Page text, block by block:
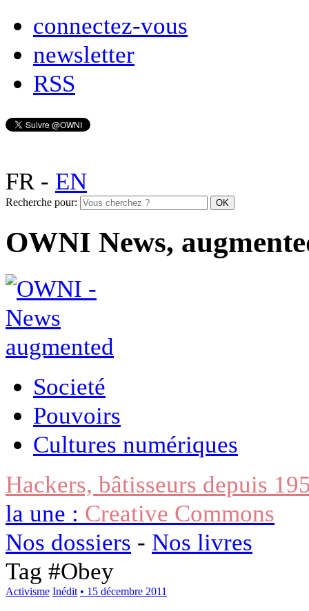
connectez-vous
newsletter
RSS
FR- EN
Recherche pour:
OWNI News,
Societé
Pouvoirs
Cultures numériques
Hackers, bâtisseurs depuis
la une : Creative Commons
Nos dossiers - Nos livres
Tag #Obey
Activisme Inédit • 15 décembre 2011